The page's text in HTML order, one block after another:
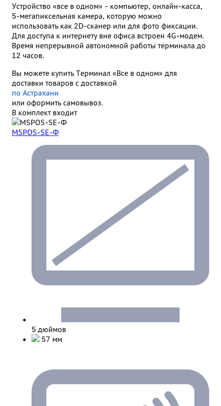
Устройство «все в одном» - компьютер, онлайн-касса,
5-мегапиксельная камера, которую можно
использовать как 2D-сканер или для фото фиксации.
Для доступа к интернету вне офиса встроен 4G-модем.
Время непрерывной автономной работы терминала до
12 часов.
Вы можете купить Терминал «Все в одном» для
доставки товаров с доставкой
по Астрахани
или оформить самовывоз.
В комплект входит
MSPOS-SE-Ф
5 дюймов
57 мм